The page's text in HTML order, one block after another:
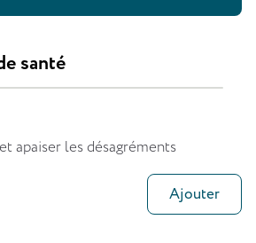
santé
apaiser les désagréments
Ajouter